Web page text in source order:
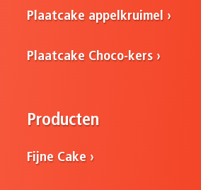
Plaatcake appelkruimel
Plaatcake Choco-kers
Producten
Fijne Cake